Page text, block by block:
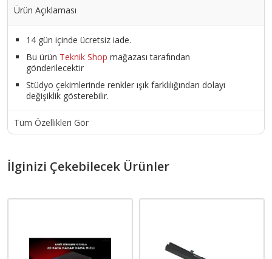
Ürün Açıklaması
14 gün içinde ücretsiz iade.
Bu ürün Teknik Shop mağazası tarafından
gönderilecektir
Stüdyo çekimlerinde renkler ışık farklılığından dolayı
değişiklik gösterebilir.
Tüm Özellikleri Gör
İlginizi Çekebilecek Ürünler